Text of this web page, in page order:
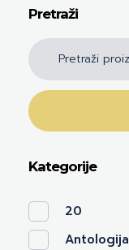
Pretraži
Kategorije
20
Antologija